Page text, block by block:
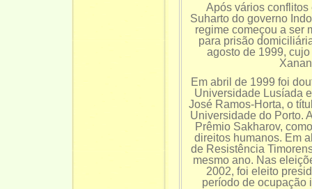
Após vários
Suharto do governo
regime começou a ser
para prisão
agosto de 1999,
Em abril de 1999 foi
Universidade Lusíada
José Ramos-Horta, o
Universidade do Porto.
Prêmio Sakharov,
direitos humanos. Em
de Resistência
mesmo ano. Nas
2002, foi eleito
período de ocupação